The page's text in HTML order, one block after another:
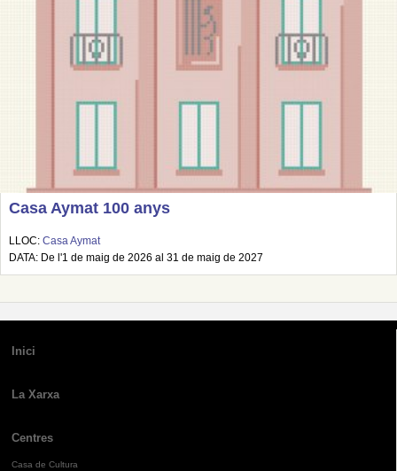
Casa Aymat 100 anys
LLOC: Casa Aymat
DATA: De l'1 de maig de 2026 al 31 de maig de 2027
Inici
La Xarxa
Centres
Casa de Cultura